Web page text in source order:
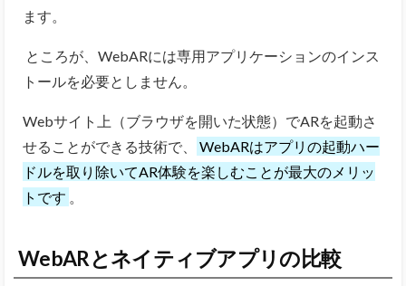
ます。
ところが、WebARには専用アプリケーションのインス
トールを必要としません。
Webサイト上（ブラウザを開いた状態）でARを起動さ
せることができる技術で、
WebARはアプリの起動ハー
ドルを取り除いてAR体験を楽しむことが最大のメリッ
トです
WebARとネイティブアプリの比較